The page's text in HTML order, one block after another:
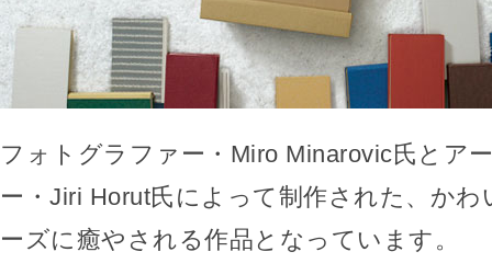
フォトグラファー・Miro Minarovic氏とア
ー・Jiri Horut氏によって制作された、か
ーズに癒やされる作品となっています。